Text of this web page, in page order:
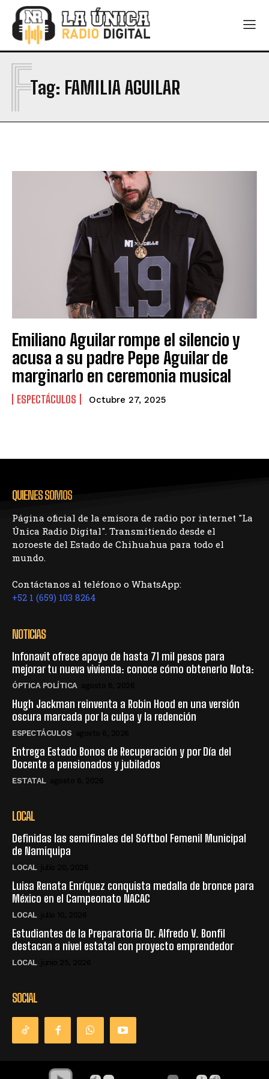
Tag: FAMILIA AGUILAR
F
Emiliano Aguilar rompe el silencio y
acusa a su padre Pepe Aguilar de
marginarlo en ceremonia musical
ESPECTÁCULOS Octubre 27, 2025
QUIENES SOMOS
Página oficial de la emisora de radio por internet "La
Única Radio Digital". Transmitiendo desde el
noroeste del Estado de Chihuahua para todo el
mundo.
Contáctanos al teléfono o WhatsApp:
+52 1 (659) 103 8264
NOTICIAS
Infonavit ofrece apoyo de hasta 71 mil pesos para
mejorar tu nueva vivienda: conoce cómo obtenerlo Nota:
ÓPTICA POLÍTICA
Hugh Jackman reinventa a Robin Hood en una versión
oscura marcada por la culpa y la redención
ESPECTÁCULOS
Entrega Estado Bonos de Recuperación y por Día del
Docente a pensionados y jubilados
ESTATAL
LOCAL
Definidas las semifinales del Sóftbol Femenil Municipal
de Namiquipa
LOCAL
Luisa Renata Enríquez conquista medalla de bronce para
México en el Campeonato NACAC
LOCAL
Estudiantes de la Preparatoria Dr. Alfredo V. Bonfil
destacan a nivel estatal con proyecto emprendedor
LOCAL
SOCIAL